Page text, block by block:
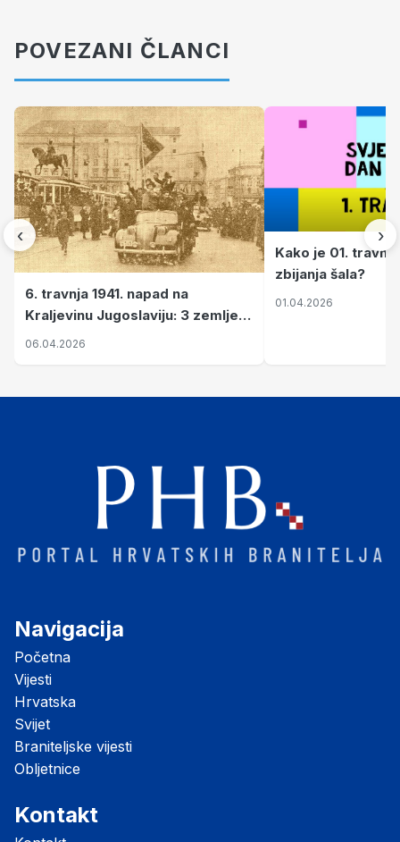
POVEZANI ČLANCI
‹
6. travnja 1941. napad na
Kraljevinu Jugoslaviju: 3 zemlje
nastale njenim raspadom
06.04.2026
Kako je 01.
zbijanja šala?
01.04.2026
›
Navigacija
Početna
Vijesti
Hrvatska
Svijet
Braniteljske vijesti
Obljetnice
Kontakt